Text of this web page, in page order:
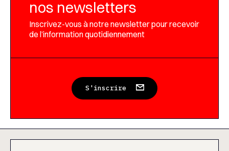
nos newsletters
Inscrivez-vous à notre newsletter pour recevoir
de l’information quotidiennement
S'inscrire